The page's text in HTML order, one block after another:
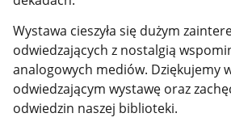
Wystawa cieszyła się dużym
odwiedzających z nostalgią
analogowych mediów. Dziękujemy
odwiedzającym wystawę oraz
odwiedzin naszej biblioteki.